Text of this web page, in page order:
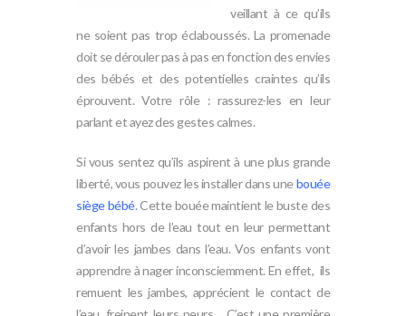
veillant à ce qu’ils
ne soient pas trop éclaboussés. La promenade
doit se dérouler pas à pas en fonction des envies
des bébés et des potentielles craintes qu’ils
éprouvent. Votre rôle : rassurez-les en leur
parlant et ayez des gestes calmes.
Si vous sentez qu’ils aspirent à une plus grande
liberté, vous pouvez les installer dans unebouée
siège bébé.Cette bouée maintient le buste des
enfants hors de l’eau tout en leur permettant
d’avoir les jambes dans l’eau. Vos enfants vont
apprendre à nager inconsciemment. En effet, ils
remuent les jambes, apprécient le contact de